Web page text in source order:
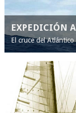
EXPEDICIÓN
El cruce del